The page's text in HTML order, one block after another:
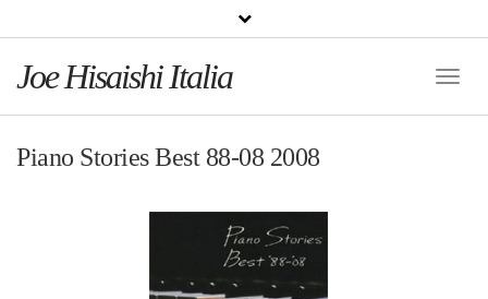
Joe Hisaishi Italia
Toggle
Piano Stories Best 88-08 2008